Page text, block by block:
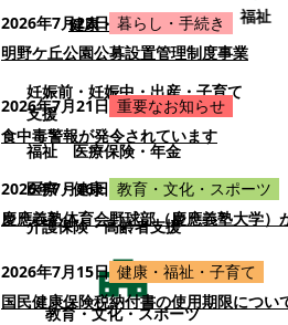
健康・福祉・子育て
妊娠前・妊娠中・出産・子育て
支援
福祉
医療保険・年金
医療・健康
介護保険・高齢者支援
教育・文化・スポーツ
2026年7月22日 暮らし・手続き
明野ケ丘公園公募設置管理制度事業
2026年7月21日 重要なお知らせ
食中毒警報が発令されています
2026年7月16日 教育・文化・スポーツ
慶應義塾体育会野球部（慶應義塾大学）
2026年7月15日 健康・福祉・子育て
国民健康保険税納付書の使用期限につい
福祉